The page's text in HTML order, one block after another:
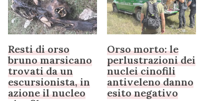
Resti di orso
bruno marsicano
trovati da un
escursionista, in
azione il nucleo
Orso morto: le
perlustrazioni dei
nuclei cinofili
antiveleno danno
esito negativo